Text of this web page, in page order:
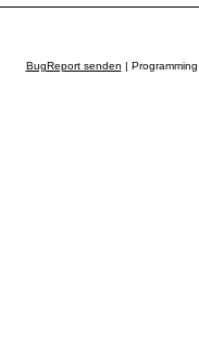
BugReport senden |